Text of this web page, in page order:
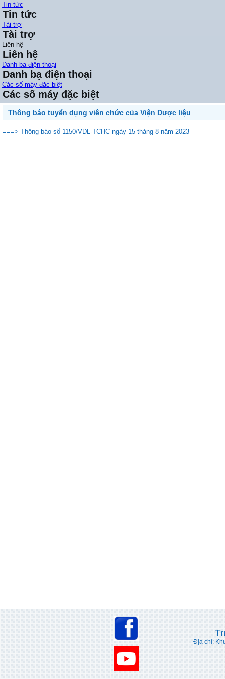
Tin tức
Tin tức
Tài trợ
Tài trợ
Liên hệ
Liên hệ
Danh bạ điện thoại
Danh bạ điện thoại
Các số máy đặc biệt
Các số máy đặc biệt
Thông báo tuyển dụng viên chức của Viện Dược liệu
===> Thông báo số 1150/VDL-TCHC ngày 15 tháng 8 năm 2023
Địa chỉ: